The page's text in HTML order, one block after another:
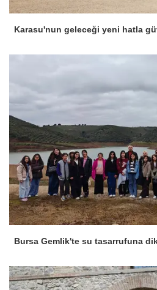
Karasu'nun geleceği yeni hatla
Bursa Gemlik'te su tasarrufuna